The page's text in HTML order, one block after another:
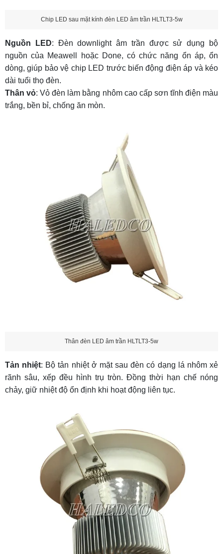
Chip LED sau mặt kính đèn LED âm trần HLTLT3-5w
Nguồn LED: Đèn downlight âm trần được sử dụng bộ
nguồn của Meawell hoặc Done, có chức năng ổn áp, ổn
dòng, giúp bảo vệ chip LED trước biến động điện áp và kéo
dài tuổi thọ đèn.
Thân vỏ: Vỏ đèn làm bằng nhôm cao cấp sơn tĩnh điện màu
trắng, bền bỉ, chống ăn mòn.
Thân đèn LED âm trần HLTLT3-5w
Tản nhiệt: Bộ tản nhiệt ở mặt sau đèn có dạng lá nhôm xẻ
rãnh sâu, xếp đều hình trụ tròn. Đồng thời hạn chế nóng
chảy, giữ nhiệt độ ổn định khi hoạt động liên tục.